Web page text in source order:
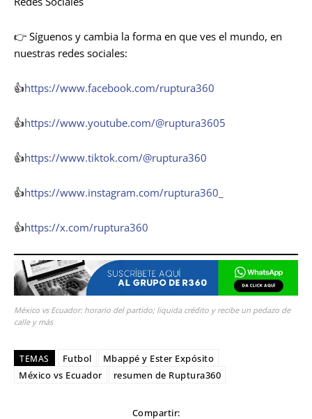
👉 Síguenos y cambia la forma en que ves el mundo, en
nuestras redes sociales:
👍https://www.facebook.com/ruptura360
👍https://www.youtube.com/@ruptura3605
👍https://www.tiktok.com/@ruptura360
👍https://www.instagram.com/ruptura360_
👍https://x.com/ruptura360
México vs Ecuador: horario del partido; liquida crédito y recibe un pedazo de
calle y más
TEMAS Futbol
Mbappé y Ester Expósito
México vs Ecuador
resumen de Ruptura360
Compartir: